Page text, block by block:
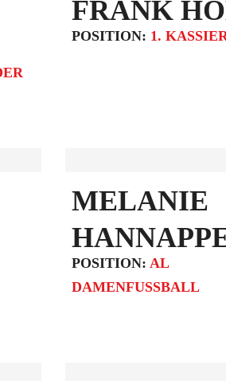
FRANK
POSITION: 1.
MELANIE
POSITION: AL
DAMENFUSSBALL